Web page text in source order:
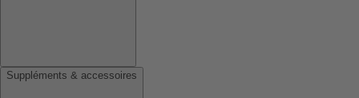
Suppléments & accessoires